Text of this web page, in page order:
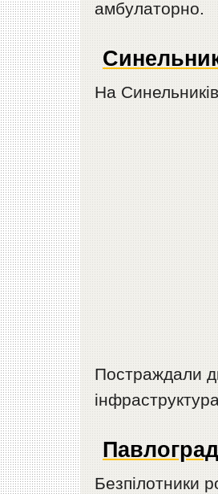
амбулаторно.
На
Постраждали
Павлоград
Безпілотники